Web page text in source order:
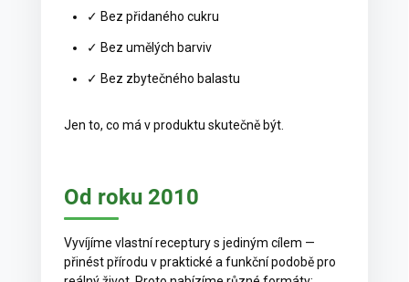
✓ Bez přidaného cukru
✓ Bez umělých barviv
✓ Bez zbytečného balastu
Jen to, co má v produktu skutečně být.
Od roku 2010
Vyvíjíme vlastní receptury s jediným cílem —
přinést přírodu v praktické a funkční podobě pro